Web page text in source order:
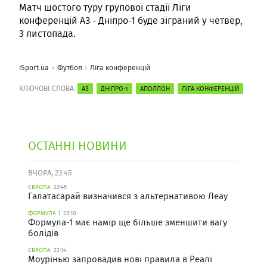
Матч шостого туру групової стадії Ліги
конференцій АЗ - Дніпро-1 буде зіграний у четвер,
3 листопада.
iSport.ua Футбол Ліга конференцій
КЛЮЧОВІ СЛОВА: АЗ ДНІПРО-1 АПОЛЛОН ЛІГА КОНФЕРЕНЦІЙ
ОСТАННІ НОВИНИ
ВЧОРА, 23:45
ЄВРОПА 23:45
Галатасарай визначився з альтернативою Леау
ФОРМУЛА 1 23:10
Формула-1 має намір ще більше зменшити вагу
болідів
ЄВРОПА 22:14
Моурінью запровадив нові правила в Реалі